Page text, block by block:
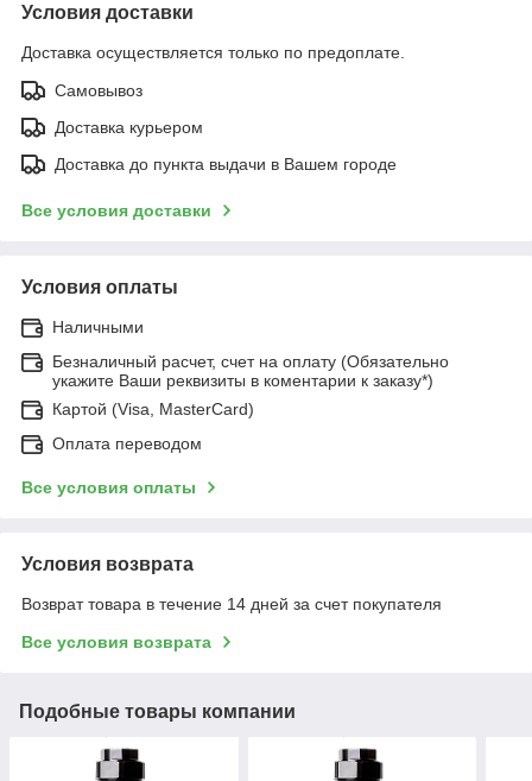
Условия доставки
Доставка осуществляется только по предоплате.
Самовывоз
Доставка курьером
Доставка до пункта выдачи в Вашем городе
Все условия доставки
Условия оплаты
Наличными
Безналичный расчет, счет на оплату (Обязательно
укажите Ваши реквизиты в коментарии к заказу*)
Картой (Visa, MasterCard)
Оплата переводом
Все условия оплаты
Условия возврата
Возврат товара в течение 14 дней за счет покупателя
Все условия возврата
Подобные товары компании